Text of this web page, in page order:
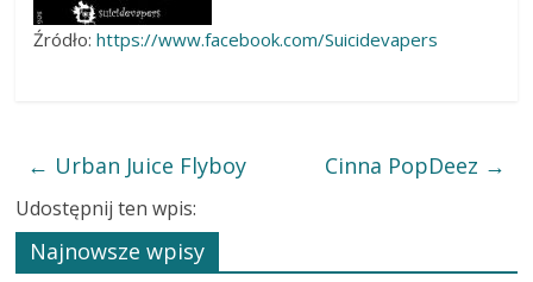
Źródło:https://www.facebook.com/Suicidevapers
← Urban Juice Flyboy Cinna PopDeez →
Udostępnij ten wpis:
Najnowsze wpisy